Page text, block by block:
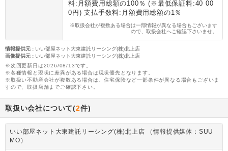
料:月額費用総額の100％ (※最低保証料:40 00
0円) 支払手数料:月額費用総額の1％
※取扱会社が複数ある場合は一部情報が異なる場合もございます
ので、取扱会社へご確認下さいませ。
情報提供元 : いい部屋ネット大東建託リーシング(株)北上店
画像提供元 : いい部屋ネット大東建託リーシング(株)北上店
※次回更新日は2026/08/13です。
※各種情報と現状に差異がある場合は現状優先となります。
※取扱い不動産会社が複数ある場合は、住宅保険など一部条件が異なる場合もございま
すので、取扱店舗までご確認下さい。
取扱い会社について(2件)
いい部屋ネット大東建託リーシング(株)北上店 （情報提供媒体：SUU
MO）